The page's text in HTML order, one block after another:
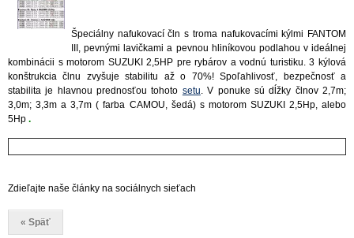
Špeciálny nafukovací čln s troma nafukovacími kýlmi FANTOM
III, pevnými lavičkami a pevnou hliníkovou podlahou v ideálnej
kombinácii s motorom SUZUKI 2,5HP pre rybárov a vodnú turistiku. 3 kýlová
konštrukcia člnu zvyšuje stabilitu až o 70%! Spoľahlivosť, bezpečnosť a
stabilita je hlavnou prednosťou tohoto setu. V ponuke sú dĺžky člnov 2,7m;
3,0m; 3,3m a 3,7m ( farba CAMOU, šedá) s motorom SUZUKI 2,5Hp, alebo
5Hp .
Zdieľajte naše články na sociálnych sieťach
« Späť